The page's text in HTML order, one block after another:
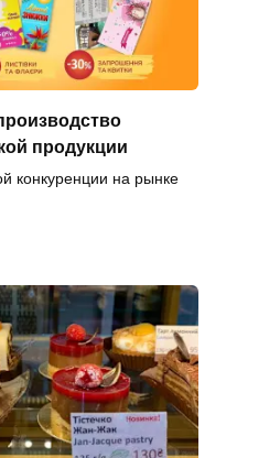
продукции
конкуренции на рынке